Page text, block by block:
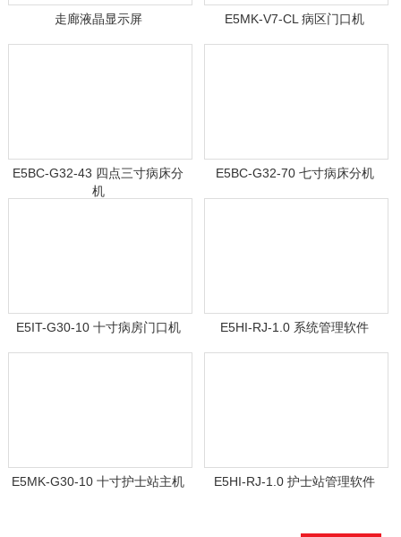
走廊液晶显示屏 E5MK-V7-CL 病区门口机
E5BC-G32-43 四点三寸病床分
机
E5BC-G32-70 七寸病床分机
E5IT-G30-10 十寸病房门口机 E5HI-RJ-1.0 系统管理软件
E5MK-G30-10 十寸护士站主机 E5HI-RJ-1.0 护士站管理软件